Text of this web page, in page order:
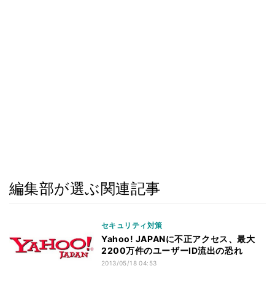
編集部が選ぶ関連記事
セキュリティ対策
Yahoo! JAPANに不正アクセス、最大
2200万件のユーザーID流出の恐れ
2013/05/18 04:53